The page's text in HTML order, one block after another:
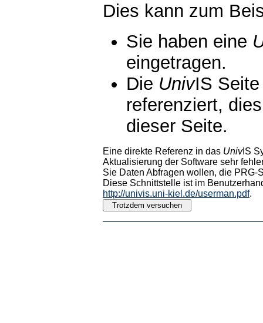
Dies kann zum
Sie haben eine
eingetragen.
Die UnivIS
referenziert,
dieser Seite.
Eine direkte Referenz in das UnivIS
Aktualisierung der Software sehr
Sie Daten Abfragen wollen, die PRG-
Diese Schnittstelle ist im
http://univis.uni-kiel.de/userman.pdf.